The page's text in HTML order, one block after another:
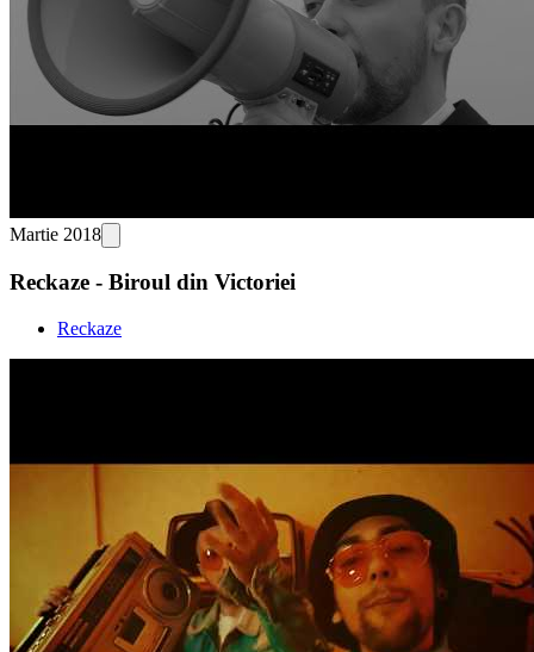
Martie 2018
Reckaze - Biroul din Victoriei
Reckaze